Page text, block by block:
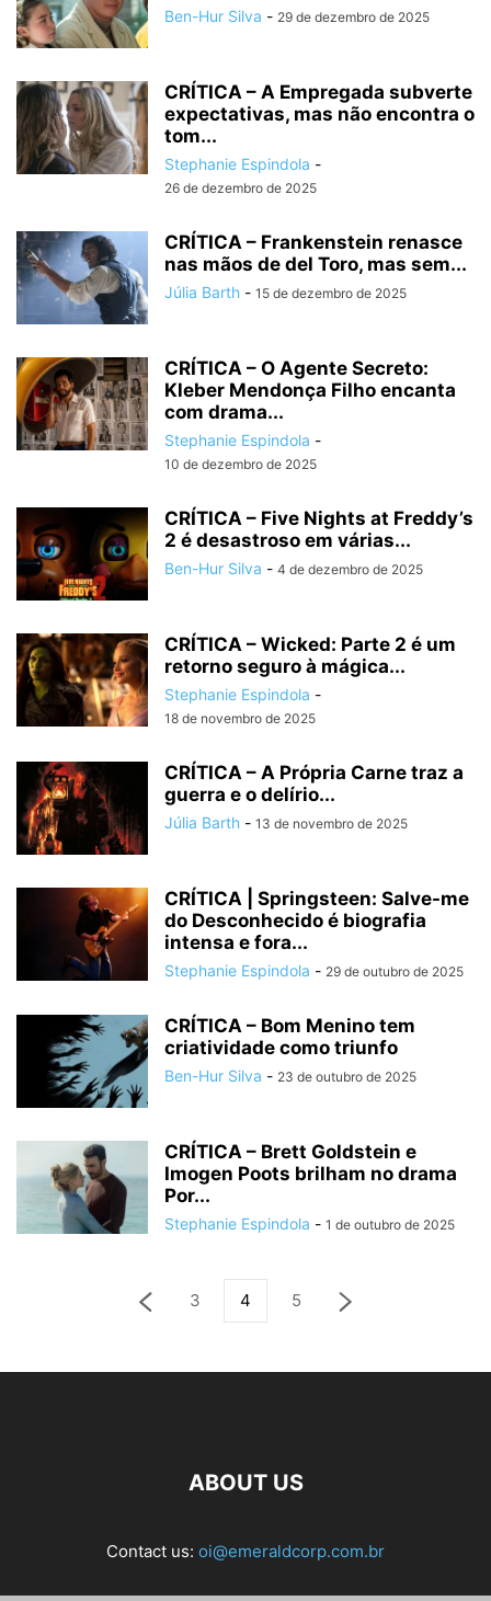
Ben-Hur Silva - 29 de dezembro de 2025
CRÍTICA – A Empregada subverte
expectativas, mas não encontra o
tom...
Stephanie Espindola -
26 de dezembro de 2025
CRÍTICA – Frankenstein renasce
nas mãos de del Toro, mas sem...
Júlia Barth - 15 de dezembro de 2025
CRÍTICA – O Agente Secreto:
Kleber Mendonça Filho encanta
com drama...
Stephanie Espindola -
10 de dezembro de 2025
CRÍTICA – Five Nights at Freddy’s
2 é desastroso em várias...
Ben-Hur Silva - 4 de dezembro de 2025
CRÍTICA – Wicked: Parte 2 é um
retorno seguro à mágica...
Stephanie Espindola -
18 de novembro de 2025
CRÍTICA – A Própria Carne traz a
guerra e o delírio...
Júlia Barth - 13 de novembro de 2025
CRÍTICA | Springsteen: Salve-me
do Desconhecido é biografia
intensa e fora...
Stephanie Espindola - 29 de outubro de 2025
CRÍTICA – Bom Menino tem
criatividade como triunfo
Ben-Hur Silva - 23 de outubro de 2025
CRÍTICA – Brett Goldstein e
Imogen Poots brilham no drama
Por...
Stephanie Espindola - 1 de outubro de 2025
3 4 5
ABOUT US
Contact us: oi@emeraldcorp.com.br